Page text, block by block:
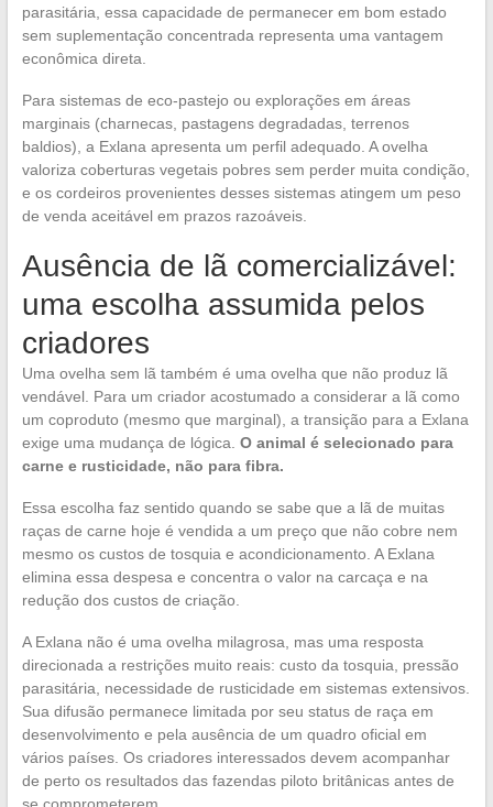
parasitária, essa capacidade de permanecer em bom estado
sem suplementação concentrada representa uma vantagem
econômica direta.
Para sistemas de eco-pastejo ou explorações em áreas
marginais (charnecas, pastagens degradadas, terrenos
baldios), a Exlana apresenta um perfil adequado. A ovelha
valoriza coberturas vegetais pobres sem perder muita condição,
e os cordeiros provenientes desses sistemas atingem um peso
de venda aceitável em prazos razoáveis.
Ausência de lã comercializável:
uma escolha assumida pelos
criadores
Uma ovelha sem lã também é uma ovelha que não produz lã
vendável. Para um criador acostumado a considerar a lã como
um coproduto (mesmo que marginal), a transição para a Exlana
exige uma mudança de lógica. O animal é selecionado para
carne e rusticidade, não para fibra.
Essa escolha faz sentido quando se sabe que a lã de muitas
raças de carne hoje é vendida a um preço que não cobre nem
mesmo os custos de tosquia e acondicionamento. A Exlana
elimina essa despesa e concentra o valor na carcaça e na
redução dos custos de criação.
A Exlana não é uma ovelha milagrosa, mas uma resposta
direcionada a restrições muito reais: custo da tosquia, pressão
parasitária, necessidade de rusticidade em sistemas extensivos.
Sua difusão permanece limitada por seu status de raça em
desenvolvimento e pela ausência de um quadro oficial em
vários países. Os criadores interessados devem acompanhar
de perto os resultados das fazendas piloto britânicas antes de